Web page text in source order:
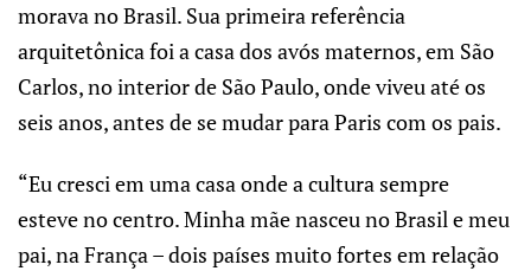
morava no Brasil. Sua primeira referência
arquitetônica foi a casa dos avós maternos, em São
Carlos, no interior de São Paulo, onde viveu até os
seis anos, antes de se mudar para Paris com os pais.
“Eu cresci em uma casa onde a cultura sempre
esteve no centro. Minha mãe nasceu no Brasil e meu
pai, na França – dois países muito fortes em relação